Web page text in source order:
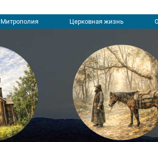
Митрополия Церковная жизнь